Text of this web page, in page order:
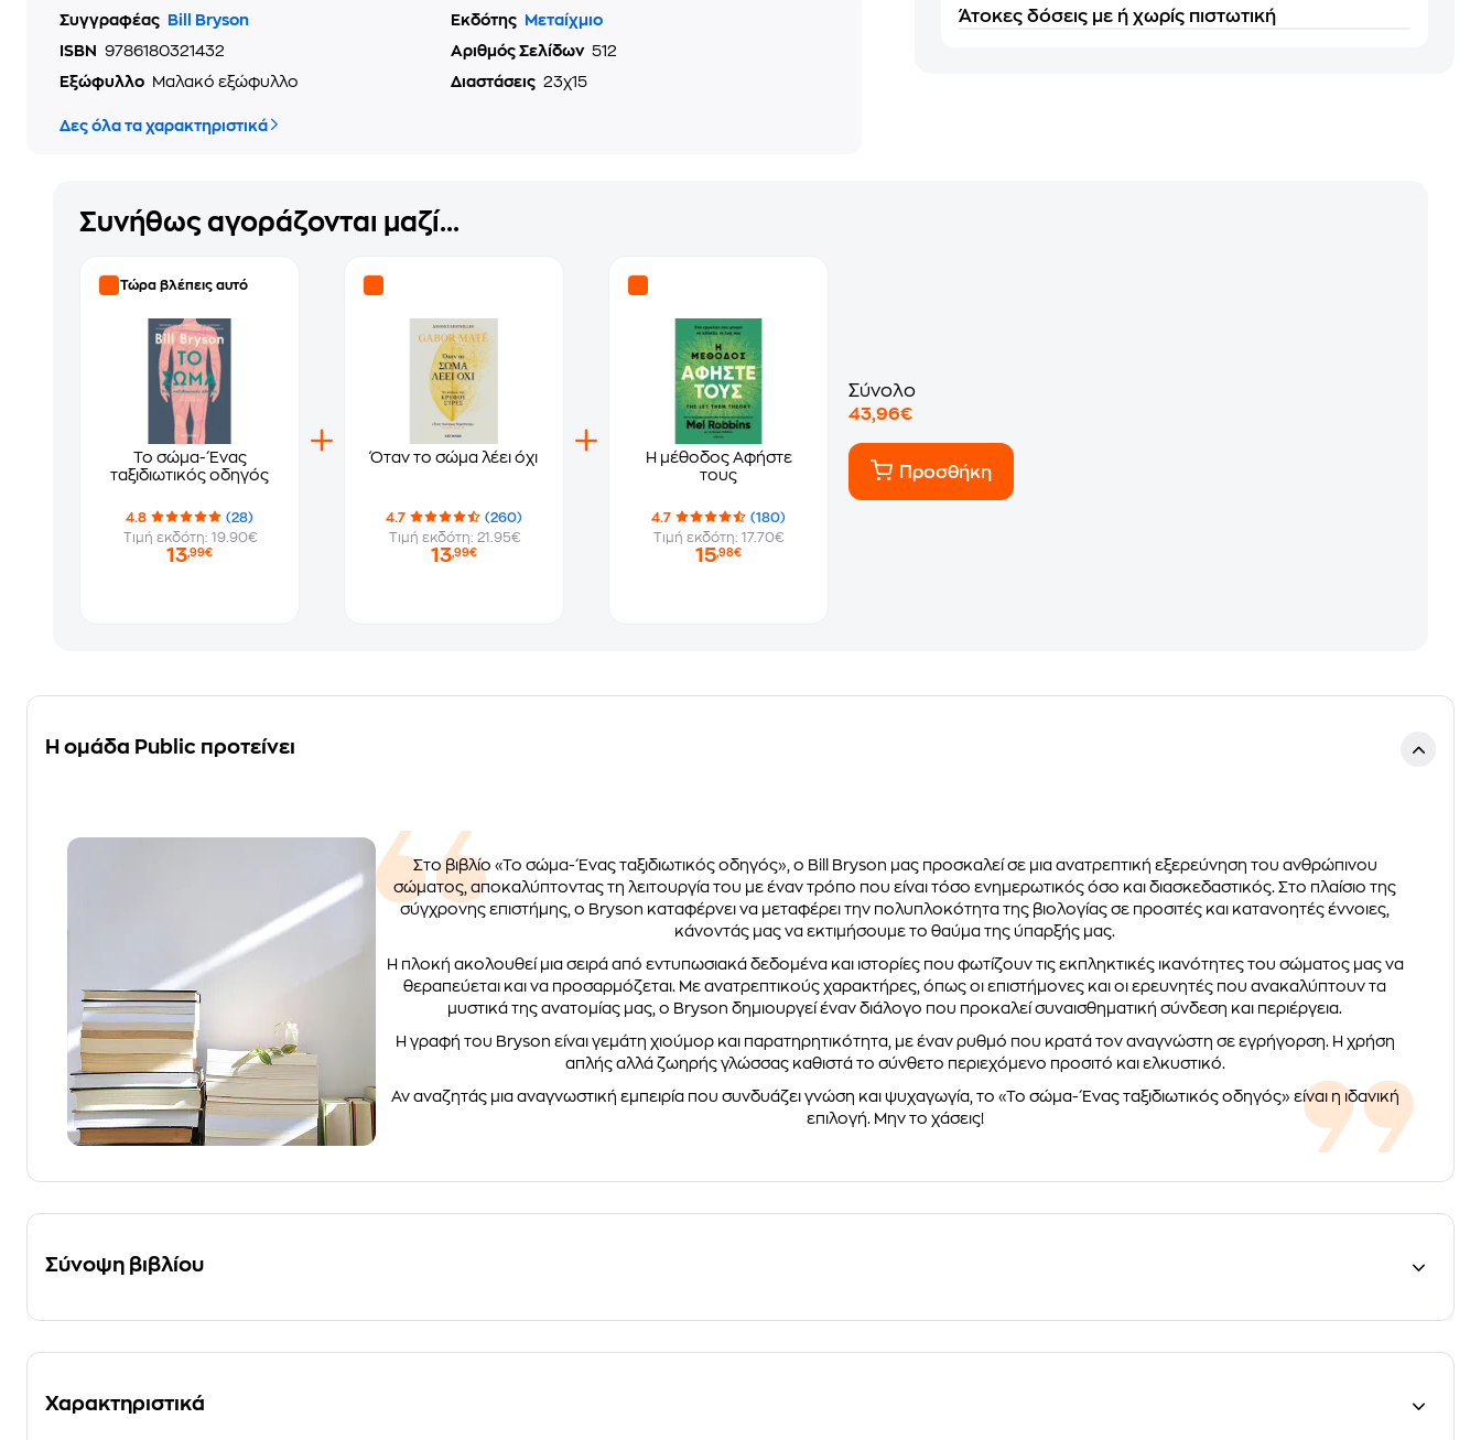
Συγγραφέας Bill Bryson Εκδότης
Μεταίχμιο
ISBN
9786180321432 Αριθμός Σελίδων 512
Εξώφυλλο
Μαλακό εξώφυλλο Διαστάσεις 23χ15
Δες όλα τα χαρακτηριστικά
Άτοκες δόσεις με ή χωρίς πιστωτική
Συνήθως αγοράζονται μαζί...
Τώρα βλέπεις αυτό
Το σώμα- Ένας
ταξιδιωτικός οδηγός
4.8
(28)
Τιμή εκδότη: 19.90€
13,99€
Όταν το σώμα λέει όχι
4.7
(260)
Τιμή εκδότη: 21.95€
13,99€
Η μέθοδος Αφήστε
τους
4.7
(180)
Τιμή εκδότη: 17.70€
15,98€
Σύνολο
43,96€
Προσθήκη
Η ομάδα Public προτείνει
Στο βιβλίο «Το σώμα- Ένας ταξιδιωτικός οδηγός», ο Bill Bryson μας προσκαλεί σε μια ανατρεπτική εξερεύνηση του ανθρώπινου
σώματος, αποκαλύπτοντας τη λειτουργία του με έναν τρόπο που είναι τόσο ενημερωτικός όσο και διασκεδαστικός. Στο πλαίσιο της
σύγχρονης επιστήμης, ο Bryson καταφέρνει να μεταφέρει την πολυπλοκότητα της βιολογίας σε προσιτές και κατανοητές έννοιες,
κάνοντάς μας να εκτιμήσουμε το θαύμα της ύπαρξής μας.
Η πλοκή ακολουθεί μια σειρά από εντυπωσιακά δεδομένα και ιστορίες που φωτίζουν τις εκπληκτικές ικανότητες του σώματος μας να
θεραπεύεται και να προσαρμόζεται. Με ανατρεπτικούς χαρακτήρες, όπως οι επιστήμονες και οι ερευνητές που ανακαλύπτουν τα
μυστικά της ανατομίας μας, ο Bryson δημιουργεί έναν διάλογο που προκαλεί συναισθηματική σύνδεση και περιέργεια.
Η γραφή του Bryson είναι γεμάτη χιούμορ και παρατηρητικότητα, με έναν ρυθμό που κρατά τον αναγνώστη σε εγρήγορση. Η χρήση
απλής αλλά ζωηρής γλώσσας καθιστά το σύνθετο περιεχόμενο προσιτό και ελκυστικό.
Αν αναζητάς μια αναγνωστική εμπειρία που συνδυάζει γνώση και ψυχαγωγία, το «Το σώμα- Ένας ταξιδιωτικός οδηγός» είναι η ιδανική
επιλογή. Μην το χάσεις!
Σύνοψη βιβλίου
Χαρακτηριστικά